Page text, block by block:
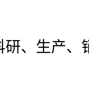
研、生产、